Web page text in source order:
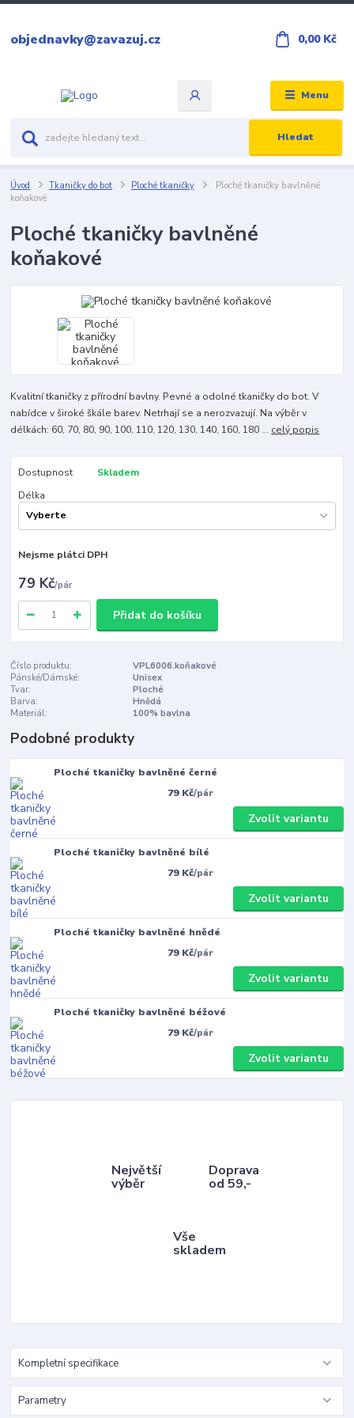
Menu
Hledat
objednavky@zavazuj.cz 0,00 Kč
Úvod Tkaničky do bot Ploché tkaničky
Ploché tkaničky bavlněné
koňakové
Ploché tkaničky bavlněné
koňakové
Kvalitní tkaničky z přírodní bavlny. Pevné a odolné tkaničky do bot. V
nabídce v široké škále barev. Netrhají se a nerozvazují. Na výběr v
délkách: 60, 70, 80, 90, 100, 110, 120, 130, 140, 160, 180 ... celý popis
Dostupnost
Skladem
Délka
Nejsme plátci DPH
79 Kč/pár
Přidat do košíku
Číslo produktu:
VPL6006.koňakové
Pánské/Dámské:
Unisex
Tvar:
Ploché
Barva:
Hnědá
Materiál:
100% bavlna
Podobné produkty
Ploché tkaničky bavlněné černé
79 Kč/pár
Zvolit variantu
Ploché tkaničky bavlněné bílé
79 Kč/pár
Zvolit variantu
Ploché tkaničky bavlněné hnědé
79 Kč/pár
Zvolit variantu
Ploché tkaničky bavlněné béžové
79 Kč/pár
Zvolit variantu
Největší
výběr
Doprava
od 59,-
Vše
skladem
Kompletní specifikace
Parametry